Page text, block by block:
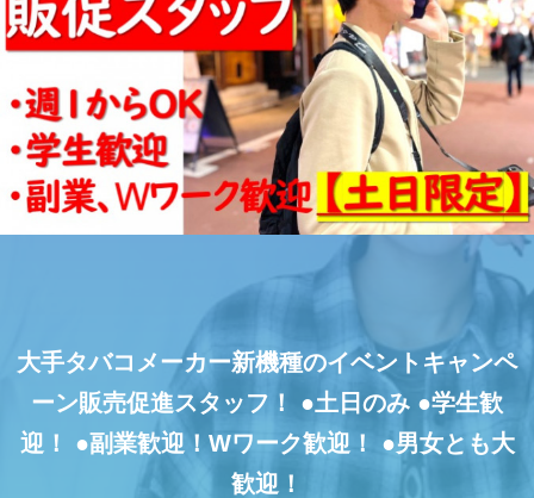
大手タバコメーカー新機種のイベントキャンペ
ーン販売促進スタッフ！
●土日のみ ●学生歓
迎！
●副業歓迎！Wワーク歓迎！
●男女とも大
歓迎！